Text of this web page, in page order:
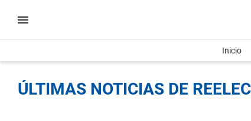
Inicio
ÚLTIMAS NOTICIAS DE